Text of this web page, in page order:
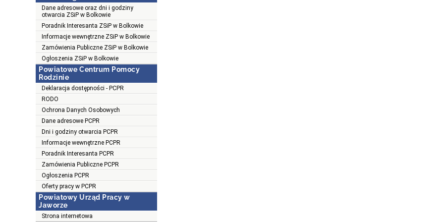
Dane adresowe oraz dni i godziny
otwarcia ZSiP w Bolkowie
Poradnik Interesanta ZSiP w Bolkowie
Informacje wewnętrzne ZSiP w Bolkowie
Zamówienia Publiczne ZSiP w Bolkowie
Ogłoszenia ZSiP w Bolkowie
Powiatowe Centrum Pomocy
Rodzinie
Deklaracja dostępności - PCPR
RODO
Ochrona Danych Osobowych
Dane adresowe PCPR
Dni i godziny otwarcia PCPR
Informacje wewnętrzne PCPR
Poradnik Interesanta PCPR
Zamówienia Publiczne PCPR
Ogłoszenia PCPR
Oferty pracy w PCPR
Powiatowy Urząd Pracy w
Jaworze
Strona internetowa